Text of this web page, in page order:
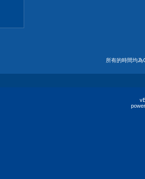
所有的時間均為